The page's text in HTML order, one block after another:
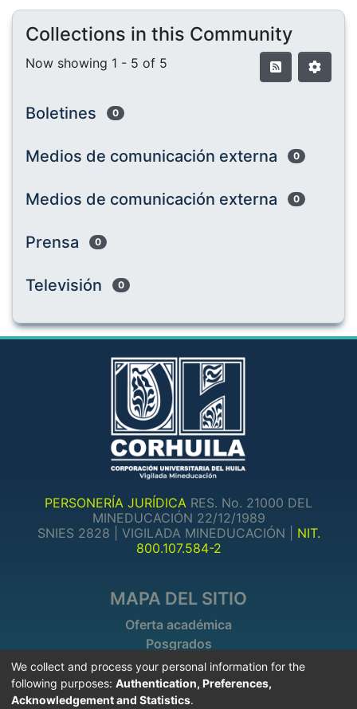
Collections in this Community
Now showing 1 - 5 of 5
Boletines 0
Medios de comunicación externa 0
Medios de comunicación externa 0
Prensa 0
Televisión 0
PERSONERÍA JURÍDICA RES. No. 21000 DEL
MINEDUCACIÓN 22/12/1989
SNIES 2828 | VIGILADA MINEDUCACIÓN | NIT.
800.107.584-2
MAPA DEL SITIO
Oferta académica
Posgrados
Investigaciones
We collect and process your personal information for the
following purposes: Authentication, Preferences,
Acknowledgement and Statistics.